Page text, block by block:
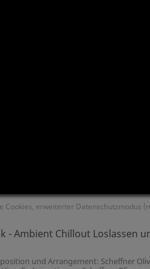
Cookies, erweiterter Datenschutzmodus
- Ambient Chillout Loslassen
und Arrangement: Scheffner